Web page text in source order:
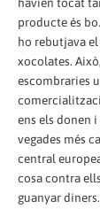
producte és
ho rebutjava el
xocolates.
escombraries
ens els donen
vegades més
central
cosa contra
guanyar